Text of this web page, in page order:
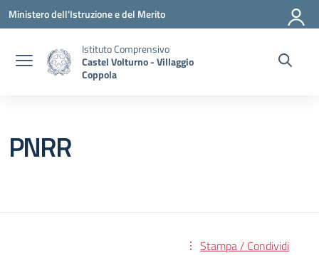
Vai ai contenuti
Vai al menu di navigazione
Vai al footer
Ministero dell'Istruzione e del Merito
Istituto Comprensivo
Castel Volturno - Villaggio
Coppola
PNRR
Stampa / Condividi